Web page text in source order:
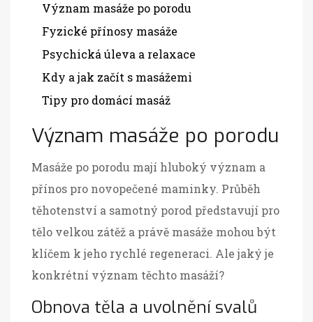
Význam masáže po porodu
Fyzické přínosy masáže
Psychická úleva a relaxace
Kdy a jak začít s masážemi
Tipy pro domácí masáž
Význam masáže po porodu
Masáže po porodu mají hluboký význam a
přínos pro novopečené maminky. Průběh
těhotenství a samotný porod představují pro
tělo velkou zátěž a právě masáže mohou být
klíčem k jeho rychlé regeneraci. Ale jaký je
konkrétní význam těchto masáží?
Obnova těla a uvolnění svalů